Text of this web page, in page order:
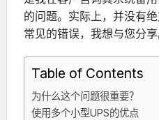
的问题。实际上，并没有
常见的错误，我想与您分享
Table of Contents
为什么这个问题很重要？
使用多个小型UPS的优点